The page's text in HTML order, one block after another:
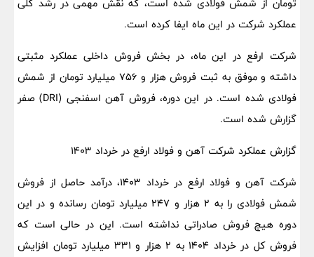
عملکرد شرکت در این ماه ایفا کرده است.
شرکت ارفع در این ماه، در بخش فروش داخلی عملکرد مثبتی
داشته و موفق به ثبت فروش هزار و ۷۵۶ میلیارد تومان از شمش
فولادی شده است. در این دوره، فروش آهن اسفنجی (DRI) صفر
گزارش شده است.
گزارش عملکرد شرکت آهن و فولاد ارفع در خرداد ۱۴۰۳
شرکت آهن و فولاد ارفع در خرداد ۱۴۰۳، درآمد حاصل از فروش
شمش فولادی را به ۲ هزار و ۲۴۷ میلیارد تومان رسانده و در این
دوره هیچ فروش صادراتی نداشته است. این در حالی است که
فروش کل در خرداد ۱۴۰۴ به ۲ هزار و ۳۳۱ میلیارد تومان افزایش